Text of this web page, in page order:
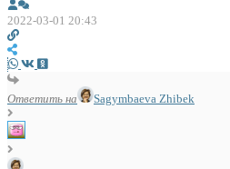
2022-03-01 20:43
Ответить на Sagymbaeva Zhibek